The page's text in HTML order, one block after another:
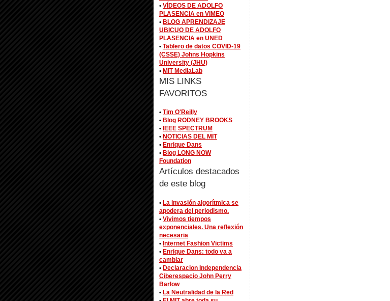
• VÍDEOS DE ADOLFO
PLASENCIA en VIMEO
• BLOG APRENDIZAJE
UBICUO DE ADOLFO
PLASENCIA en UNED
• Tablero de datos COVID-19
(CSSE) Johns Hopkins
University (JHU)
• MIT MediaLab
MIS LINKS
FAVORITOS
• Tim O'Reilly
• Blog RODNEY BROOKS
• IEEE SPECTRUM
• NOTICIAS DEL MIT
• Enrique Dans
• Blog LONG NOW
Foundation
Artículos destacados
de este blog
• La invasión algorítmica se
apodera del periodismo.
• Vivimos tiempos
exponenciales. Una reflexión
necesaria
• Internet Fashion Victims
• Enrique Dans: todo va a
cambiar
• Declaracion Independencia
Ciberespacio John Perry
Barlow
• La Neutralidad de la Red